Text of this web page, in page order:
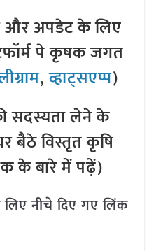
और अपडेट के लिए
पे कृषक जगत
,व्हाट्सएप्प)
सदस्यता लेने के
बैठे विस्तृत कृषि
के बारे में पढ़ें)
नीचे दिए गए लिंक